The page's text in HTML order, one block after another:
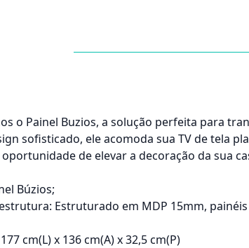
o Painel Buzios, a solução perfeita para
sofisticado, ele acomoda sua TV de tela
de elevar a decoração da sua
Búzios;
Estruturado em MDP 15mm,
cm(L) x 136 cm(A) x 32,5 cm(P)